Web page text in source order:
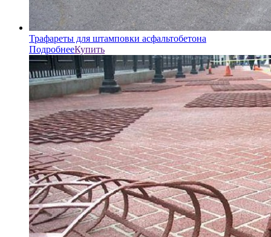
Трафареты для штамповки асфальтобетона
ПодробнееКупить